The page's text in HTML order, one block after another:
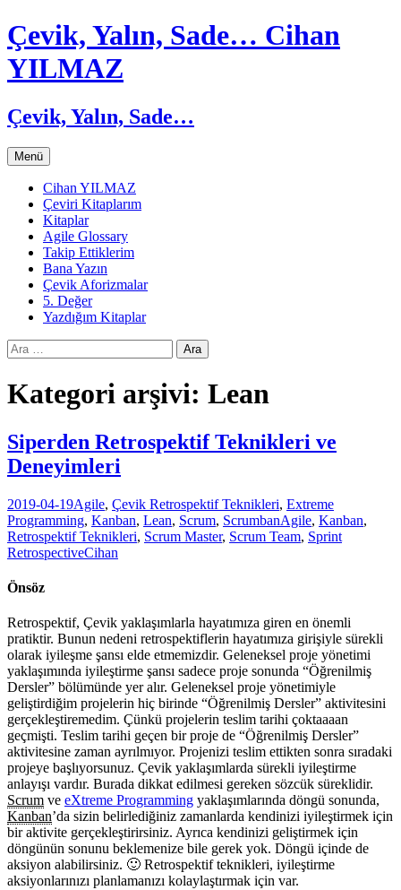
Çevik, Yalın, Sade… Cihan
YILMAZ
Çevik, Yalın, Sade…
Menü İçeriğe
atla
Cihan YILMAZ
Çeviri Kitaplarım
Kitaplar
Agile Glossary
Takip Ettiklerim
Bana Yazın
Çevik Aforizmalar
5. Değer
Yazdığım Kitaplar
Arama:
Kategori arşivi: Lean
Siperden Retrospektif Teknikleri ve
Deneyimleri
2019-04-19Agile, Çevik Retrospektif Teknikleri, Extreme
Programming, Kanban, Lean, Scrum, ScrumbanAgile, Kanban,
Retrospektif Teknikleri, Scrum Master, Scrum Team, Sprint
RetrospectiveCihan
Önsöz
Retrospektif, Çevik yaklaşımlarla hayatımıza giren en önemli
pratiktir. Bunun nedeni retrospektiflerin hayatımıza girişiyle sürekli
olarak iyileşme şansı elde etmemizdir. Geleneksel proje yönetimi
yaklaşımında iyileştirme şansı sadece proje sonunda “Öğrenilmiş
Dersler” bölümünde yer alır. Geleneksel proje yönetimiyle
geliştirdiğim projelerin hiç birinde “Öğrenilmiş Dersler” aktivitesini
gerçekleştiremedim. Çünkü projelerin teslim tarihi çoktaaaan
geçmişti. Teslim tarihi geçen bir proje de “Öğrenilmiş Dersler”
aktivitesine zaman ayrılmıyor. Projenizi teslim ettikten sonra sıradaki
projeye başlıyorsunuz. Çevik yaklaşımlarda sürekli iyileştirme
anlayışı vardır. Burada dikkat edilmesi gereken sözcük süreklidir.
Scrum ve eXtreme Programming yaklaşımlarında döngü sonunda,
Kanban’da sizin belirlediğiniz zamanlarda kendinizi iyileştirmek için
bir aktivite gerçekleştirirsiniz. Ayrıca kendinizi geliştirmek için
döngünün sonunu beklemenize bile gerek yok. Döngü içinde de
aksiyon alabilirsiniz. 🙂 Retrospektif teknikleri, iyileştirme
aksiyonlarınızı planlamanızı kolaylaştırmak için var.